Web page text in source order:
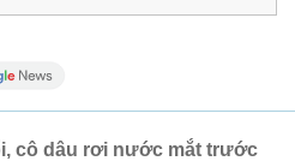
cô dâu rơi nước mắt trước